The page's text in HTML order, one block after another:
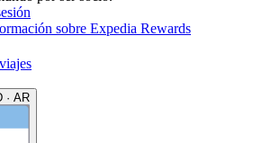
sobre Expedia Rewards
· AR